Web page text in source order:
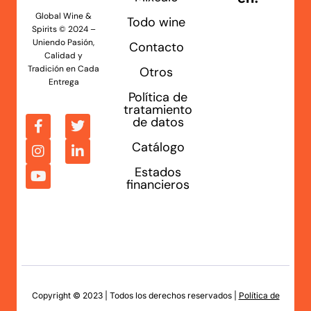
Global Wine &
Spirits © 2024 –
Uniendo Pasión,
Calidad y
Tradición en Cada
Entrega
Todo wine
Contacto
Otros
Política de
tratamiento
de datos
Catálogo
Estados
financieros
Copyright © 2023 | Todos los derechos reservados | Política de